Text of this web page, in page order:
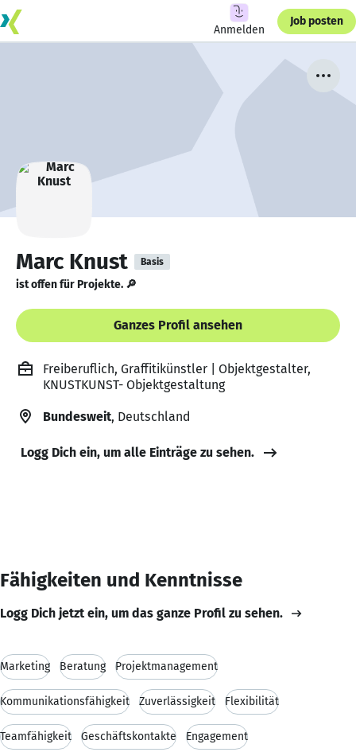
Anmelden
Job posten
Marc Knust Basis
ist offen für Projekte. 🔎
Ganzes Profil ansehen
Freiberuflich, Graffitikünstler | Objektgestalter,
KNUSTKUNST- Objektgestaltung
Bundesweit, Deutschland
Logg Dich ein, um alle Einträge zu sehen.
Fähigkeiten und Kenntnisse
Logg Dich jetzt ein, um das ganze Profil zu sehen.
Marketing Beratung Projektmanagement
Kommunikationsfähigkeit Zuverlässigkeit Flexibilität
Teamfähigkeit Geschäftskontakte Engagement